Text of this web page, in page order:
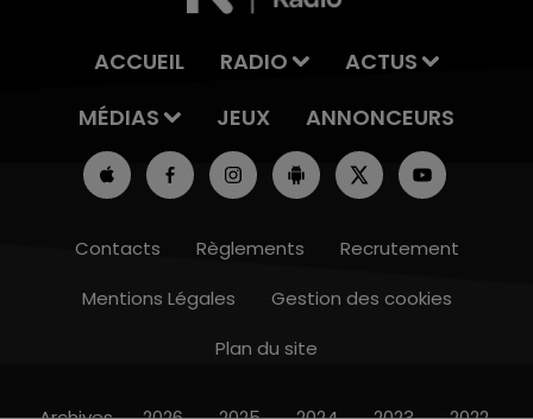
ACCUEIL RADIO
ACTUS
MÉDIAS
JEUX ANNONCEURS
Contacts Règlements
Recrutement
Mentions Légales
Gestion des cookies
Plan du site